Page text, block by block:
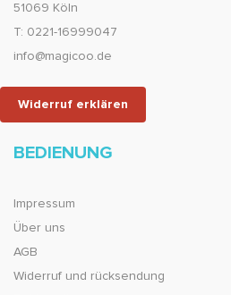
51069 Köln
T: 0221-16999047
info@magicoo.de
Widerruf erklären
BEDIENUNG
Impressum
Über uns
AGB
Widerruf und rücksendung